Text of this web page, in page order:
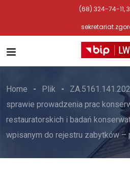
(68) 324-74-11,
Home Plik
sprawie prowadzenia prac
restauratorskich i badań
wpisanym do rejestru zabytków –